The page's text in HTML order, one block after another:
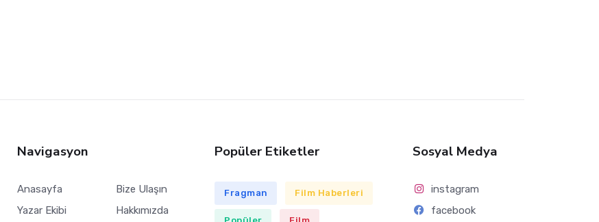
Navigasyon
Anasayfa
Yazar Ekibi
Bize Ulaşın
Hakkımızda
Popüler Etiketler
Fragman Film Haberleri
Sosyal Medya
instagram
facebook